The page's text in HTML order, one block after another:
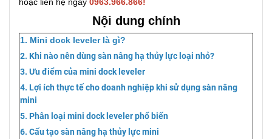
Nội dung chính
1. Mini dock leveler là gì?
2. Khi nào nên dùng sàn nâng hạ thủy lực loại nhỏ?
3. Ưu điểm của mini dock leveler
4. Lợi ích thực tế cho doanh nghiệp khi sử dụng sàn nâng
mini
5. Phân loại mini dock leveler phổ biến
6. Cấu tạo sàn nâng hạ thủy lực mini